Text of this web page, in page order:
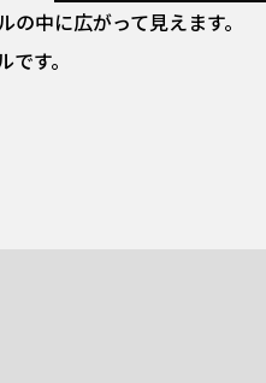
中に広がって見えます。
す。